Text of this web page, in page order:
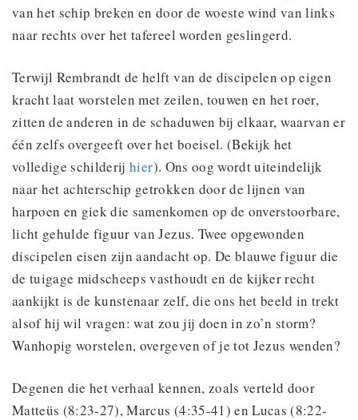
van het schip breken en door de woeste wind van links
naar rechts over het tafereel worden geslingerd.
Terwijl Rembrandt de helft van de discipelen op eigen
kracht laat worstelen met zeilen, touwen en het roer,
zitten de anderen in de schaduwen bij elkaar, waarvan er
één zelfs overgeeft over het boeisel. (Bekijk het
volledige schilderijhier). Ons oog wordt uiteindelijk
naar het achterschip getrokken door de lijnen van
harpoen en giek die samenkomen op de onverstoorbare,
licht gehulde figuur van Jezus. Twee opgewonden
discipelen eisen zijn aandacht op. De blauwe figuur die
de tuigage midscheeps vasthoudt en de kijker recht
aankijkt is de kunstenaar zelf, die ons het beeld in trekt
alsof hij wil vragen: wat zou jij doen in zo’n storm?
Wanhopig worstelen, overgeven of je tot Jezus wenden?
Degenen die het verhaal kennen, zoals verteld door
Matteüs (8:23-27), Marcus (4:35-41) en Lucas (8:22-